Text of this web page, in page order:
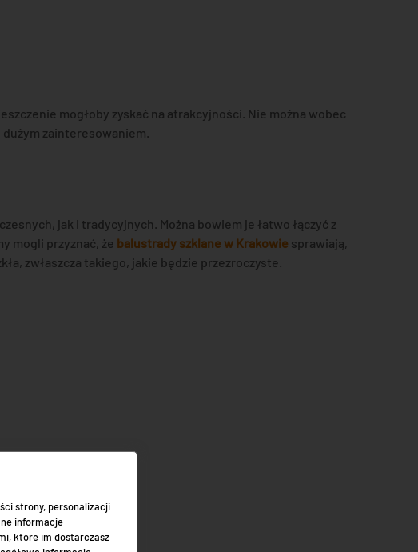
mogłoby zyskać na atrakcyjności. Nie można wobec
zainteresowaniem.
jak i tradycyjnych. Można bowiem je łatwo łączyć z
mogli przyznać, że balustrady szklane w Krakowie sprawiają,
zwłaszcza takiego, jakie będzie przezroczyste.
strony, personalizacji
informacje
które im dostarczasz